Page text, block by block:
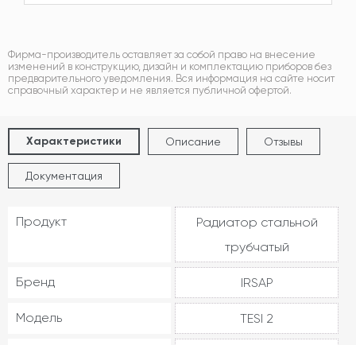
Фирма-производитель оставляет за собой право на внесение
изменений в конструкцию, дизайн и комплектацию приборов без
предварительного уведомления. Вся информация на сайте носит
справочный характер и не является публичной офертой.
Характеристики Описание Отзывы
Документация
Продукт
Радиатор стальной
трубчатый
Бренд IRSAP
Модель TESI 2